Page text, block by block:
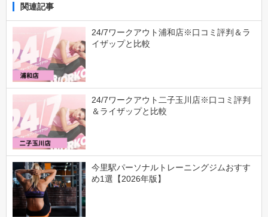
関連記事
24/7ワークアウト浦和店※口コミ評判＆ラ
イザップと比較
24/7ワークアウト二子玉川店※口コミ評判
＆ライザップと比較
今里駅パーソナルトレーニングジムおすす
め1選【2026年版】